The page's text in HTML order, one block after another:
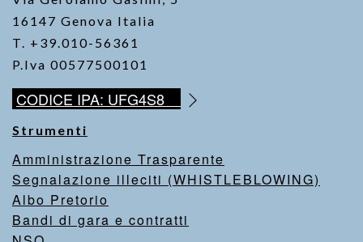
16147 Genova Italia
T. +39.010-56361
P.Iva 00577500101
CODICE IPA: UFG4S8
Strumenti
Amministrazione Trasparente
Segnalazione illeciti (WHISTLEBLOWING)
Albo Pretorio
Bandi di gara e contratti